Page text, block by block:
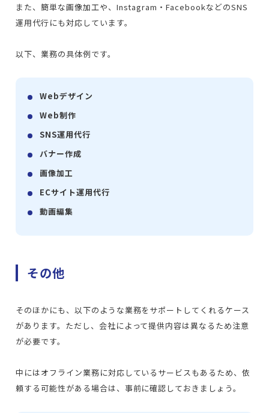
また、簡単な画像加工や、Instagram・FacebookなどのSNS
運用代行にも対応しています。
以下、業務の具体例です。
Webデザイン
Web制作
SNS運用代行
バナー作成
画像加工
ECサイト運用代行
動画編集
その他
そのほかにも、以下のような業務をサポートしてくれるケース
があります。ただし、会社によって提供内容は異なるため注意
が必要です。
中にはオフライン業務に対応しているサービスもあるため、依
頼する可能性がある場合は、事前に確認しておきましょう。